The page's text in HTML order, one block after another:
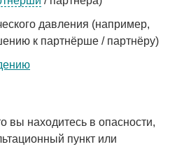
давления (например,
к партнёрше / партнёру)
вы находитесь в опасности,
пункт или